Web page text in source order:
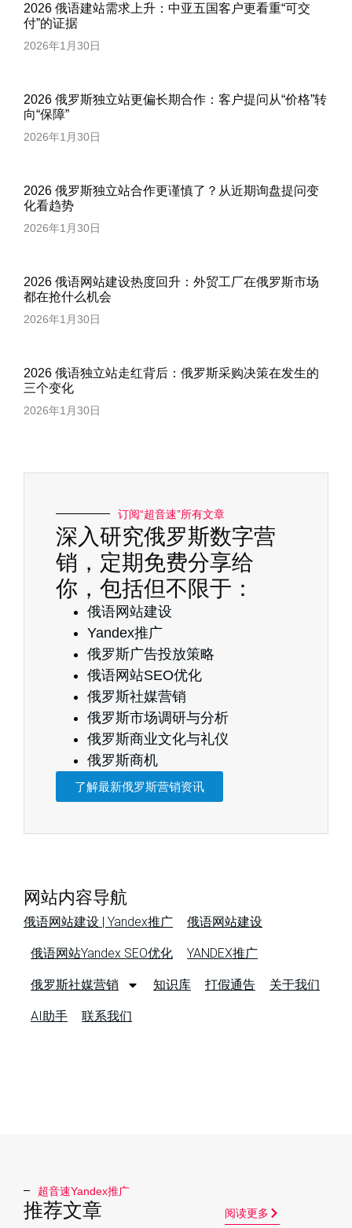
2026 俄语建站需求上升：中亚五国客户更看重“可交
付”的证据
2026年1月30日
2026 俄罗斯独立站更偏长期合作：客户提问从“价格”转
向“保障”
2026年1月30日
2026 俄罗斯独立站合作更谨慎了？从近期询盘提问变
化看趋势
2026年1月30日
2026 俄语网站建设热度回升：外贸工厂在俄罗斯市场
都在抢什么机会
2026年1月30日
2026 俄语独立站走红背后：俄罗斯采购决策在发生的
三个变化
2026年1月30日
订阅“超音速”所有文章
深入研究俄罗斯数字营
销，定期免费分享给
你，包括但不限于：
俄语网站建设
Yandex推广
俄罗斯广告投放策略
俄语网站SEO优化
俄罗斯社媒营销
俄罗斯市场调研与分析
俄罗斯商业文化与礼仪
俄罗斯商机
了解最新俄罗斯营销资讯
网站内容导航
俄语网站建设 | Yandex推广 俄语网站建设
俄语网站Yandex SEO优化 YANDEX推广
俄罗斯社媒营销 知识库 打假通告 关于我们
AI助手 联系我们
超音速Yandex推广​
推荐文章 阅读更多